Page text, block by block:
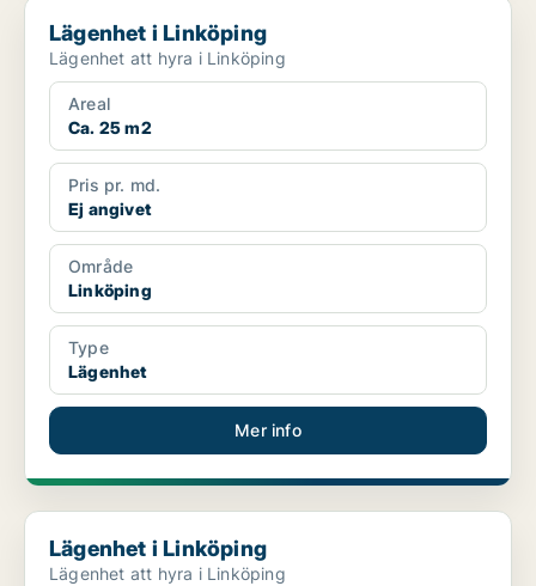
Lägenhet i Linköping
Lägenhet i Linköping
Lägenhet att hyra i Linköping
Areal
Ca. 25 m2
Pris pr. md.
Ej angivet
Område
Linköping
Type
Lägenhet
Mer info
Lägenhet i Linköping
Lägenhet i Linköping
Lägenhet att hyra i Linköping